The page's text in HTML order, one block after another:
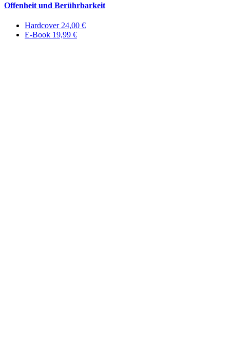
Offenheit und Berührbarkeit
Hardcover 24,00 €
E-Book 19,99 €